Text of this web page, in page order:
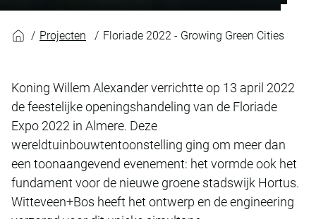
Projecten Floriade 2022 - Growing Green Cities
Koning Willem Alexander verrichtte op 13 april 2022
de feestelijke openingshandeling van de Floriade
Expo 2022 in Almere. Deze
wereldtuinbouwtentoonstelling ging om meer dan
een toonaangevend evenement: het vormde ook het
fundament voor de nieuwe groene stadswijk Hortus.
Witteveen+Bos heeft het ontwerp en de engineering